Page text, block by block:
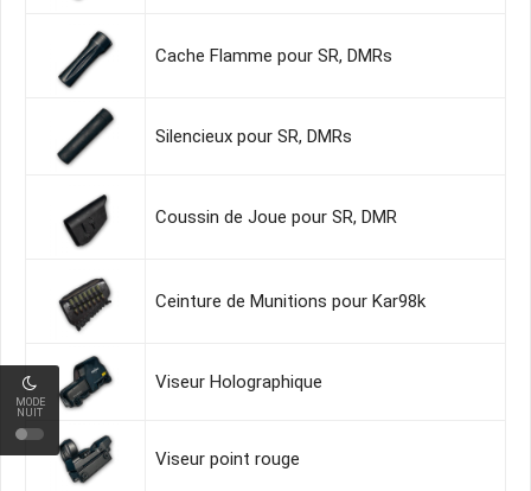
MODE
NUIT
Cache Flamme pour SR, DMRs
Silencieux pour SR, DMRs
Coussin de Joue pour SR, DMR
Ceinture de Munitions pour Kar98k
Viseur Holographique
Viseur point rouge